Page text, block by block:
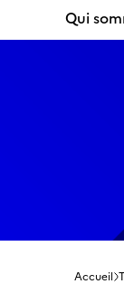
Qui
Accueil